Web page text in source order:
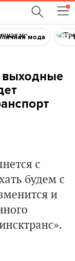
мода
с
будем с
и